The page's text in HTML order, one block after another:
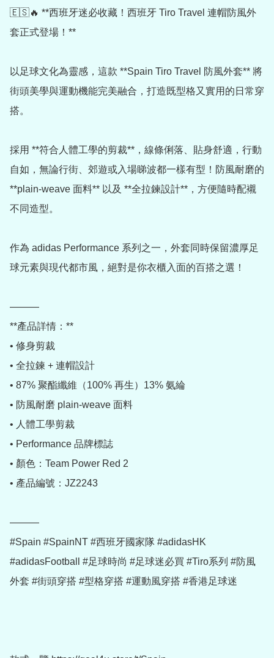
🇪🇸🔥 **西班牙迷必收藏！西班牙 Tiro Travel 連帽防風外
套正式登場！**
以足球文化為靈感，這款 **Spain Tiro Travel 防風外套** 將
街頭美學與運動機能完美融合，打造既型格又實用的日常穿
搭。
採用 **符合人體工學的剪裁**，線條俐落、貼身舒適，行動
自如，無論行街、郊遊或入場睇波都一樣有型！防風耐磨的
**plain-weave 面料** 以及 **全拉鍊設計**，方便隨時配襯
不同造型。
作為 adidas Performance 系列之一，外套同時保留濃厚足
球元素與現代都市風，絕對是你衣櫃入面的百搭之選！
———
**產品詳情：**
• 修身剪裁
• 全拉鍊 + 連帽設計
• 87% 聚酯纖維（100% 再生）13% 氨綸
• 防風耐磨 plain-weave 面料
• 人體工學剪裁
• Performance 品牌標誌
• 顏色：Team Power Red 2
• 產品編號：JZ2243
———
#Spain #SpainNT #西班牙國家隊 #adidasHK
#adidasFootball #足球時尚 #足球迷必買 #Tiro系列 #防風
外套 #街頭穿搭 #型格穿搭 #運動風穿搭 #香港足球迷